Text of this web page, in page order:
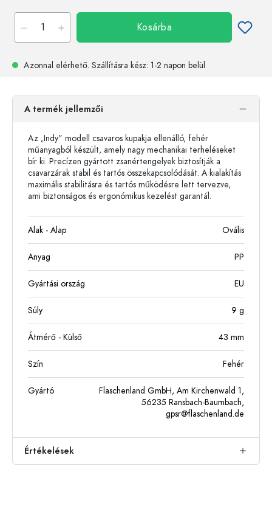
Kosárba
Azonnal elérhető. Szállításra kész: 1-2 napon belül
A termék jellemzői
Az „Indy” modell csavaros kupakja ellenálló, fehér
műanyagból készült, amely nagy mechanikai terheléseket
bír ki. Precízen gyártott zsanértengelyek biztosítják a
csavarzárak stabil és tartós összekapcsolódását. A kialakítás
maximális stabilitásra és tartós működésre lett tervezve,
ami biztonságos és ergonómikus kezelést garantál.
Alak - Alap Ovális
Anyag PP
Gyártási ország EU
Súly 9 g
Átmérő - Külső 43 mm
Szín Fehér
Gyártó
Flaschenland GmbH, Am Kirchenwald 1,
56235 Ransbach-Baumbach,
gpsr@flaschenland.de
Értékelések